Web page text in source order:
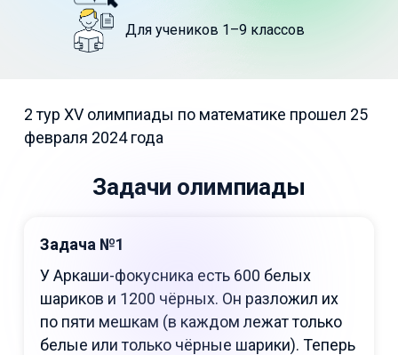
Для учеников 1–9 классов
2 тур XV олимпиады по математике прошел 25
февраля 2024 года
Задачи олимпиады
Задача №1
У Аркаши-фокусника есть 600 белых
шариков и 1200 чёрных. Он разложил их
по пяти мешкам (в каждом лежат только
белые или только чёрные шарики). Теперь